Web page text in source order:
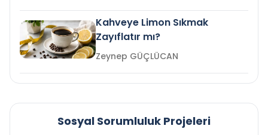
Kahveye Limon Sıkmak
Zayıflatır mı?
Zeynep GÜÇLÜCAN
Sosyal Sorumluluk Projeleri